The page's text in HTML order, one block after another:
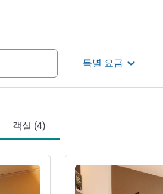
특별 요금
객실 (4)
세부 정보 보기